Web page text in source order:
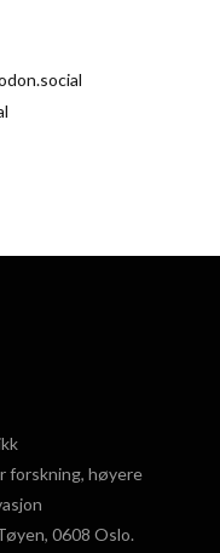
forskning, høyere
0608 Oslo.